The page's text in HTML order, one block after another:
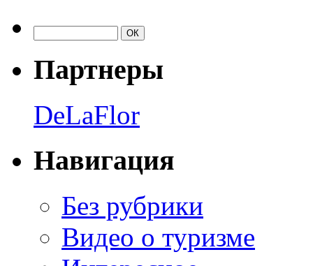
Партнеры
DeLaFlor
Навигация
Без рубрики
Видео о туризме